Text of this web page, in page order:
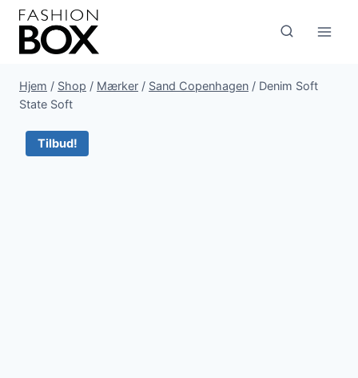
Fortsæt
indhold
Hjem / Shop / Mærker / Sand Copenhagen / Denim Soft
State Soft
Tilbud!